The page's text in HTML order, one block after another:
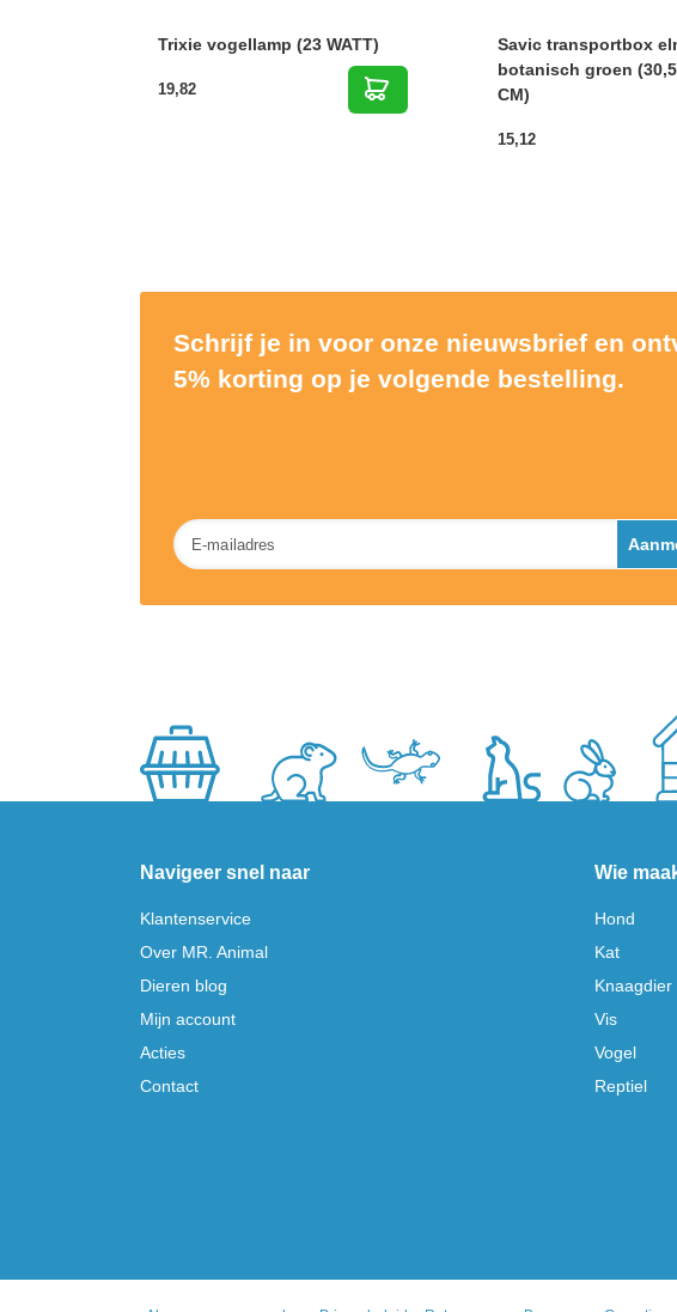
Trixie vogellamp (23 WATT)
19,82
Savic transportbox
botanisch groen
CM)
15,12
Schrijf je in voor onze nieuwsbrief en
5% korting op je volgende bestelling.
Nieuwsbrief
Navigeer snel naar
Klantenservice
Over MR. Animal
Dieren blog
Mijn account
Acties
Contact
Wie
Hond
Kat
Knaagdier
Vis
Vogel
Reptiel